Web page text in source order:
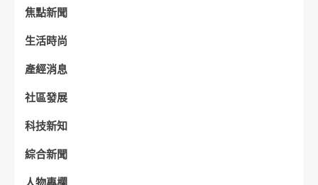
焦點新聞
生活時尚
產經消息
社區發展
科技新知
綜合新聞
人物專欄